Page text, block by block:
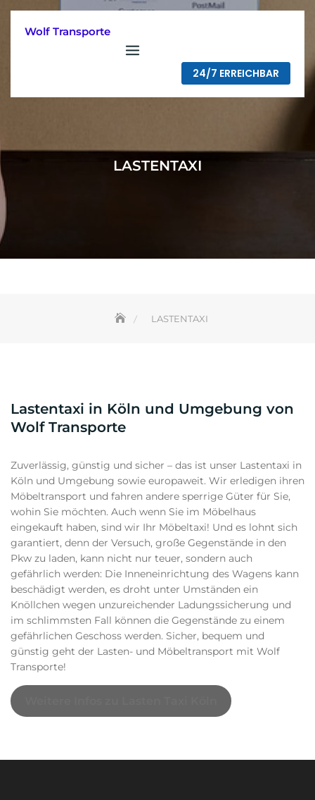
Skip
Wolf Transporte
24/7 ERREICHBAR
LASTENTAXI
LASTENTAXI
Lastentaxi in Köln und Umgebung von
Wolf Transporte
Zuverlässig, günstig und sicher – das ist unser Lastentaxi in
Köln und Umgebung sowie europaweit. Wir erledigen ihren
Möbeltransport und fahren andere sperrige Güter für Sie,
wohin Sie möchten. Auch wenn Sie im Möbelhaus
eingekauft haben, sind wir Ihr Möbeltaxi! Und es lohnt sich
garantiert, denn der Versuch, große Gegenstände in den
Pkw zu laden, kann nicht nur teuer, sondern auch
gefährlich werden: Die Inneneinrichtung des Wagens kann
beschädigt werden, es droht unter Umständen ein
Knöllchen wegen unzureichender Ladungssicherung und
im schlimmsten Fall können die Gegenstände zu einem
gefährlichen Geschoss werden. Sicher, bequem und
günstig geht der Lasten- und Möbeltransport mit Wolf
Transporte!